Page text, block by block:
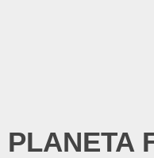
PLANETA